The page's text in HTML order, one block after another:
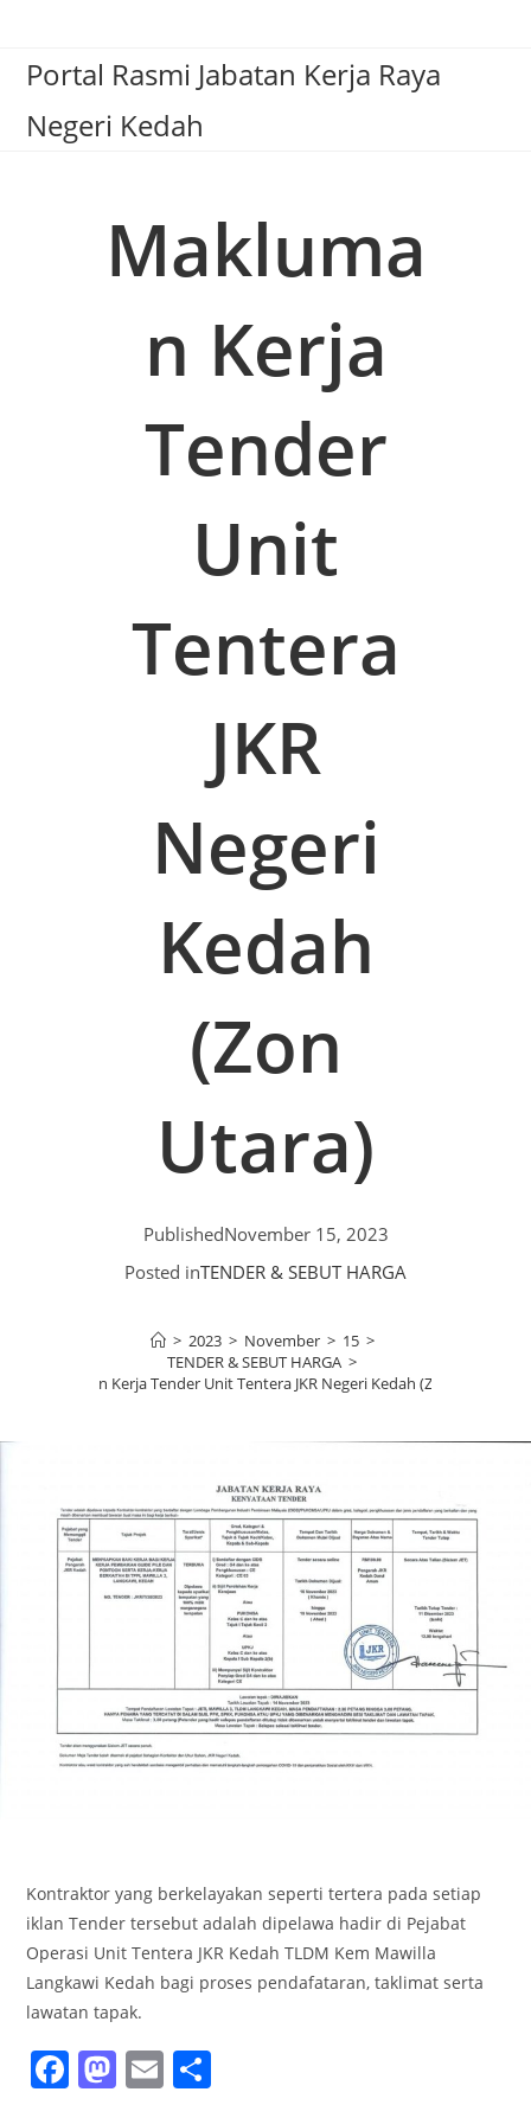
Portal Rasmi Jabatan Kerja Raya
Negeri Kedah
Makluma
N Kerja
Tender
Unit
Tentera
JKR
Negeri
Kedah
(Zon
Utara)
PublishedNovember 15, 2023
Posted inTENDER & SEBUT HARGA
> 2023 > November > 15 >
TENDER & SEBUT HARGA >
Makluman Kerja Tender Unit Tentera JKR Negeri Kedah (Zon Utara)
Kontraktor yang berkelayakan seperti tertera pada setiap
iklan Tender tersebut adalah dipelawa hadir di Pejabat
Operasi Unit Tentera JKR Kedah TLDM Kem Mawilla
Langkawi Kedah bagi proses pendafataran, taklimat serta
lawatan tapak.
F M E